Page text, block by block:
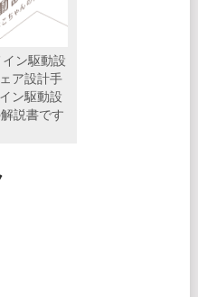
ン駆動設
ア設計手
ン駆動設
説書です